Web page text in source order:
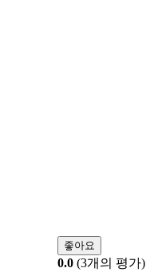
좋아요
0.0 (3개의 평가)